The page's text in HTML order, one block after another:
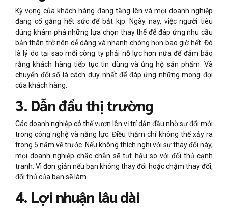
Kỳ vọng của khách hàng đang tăng lên và mọi doanh nghiệp
đang cố gắng hết sức để bắt kịp. Ngày nay, việc người tiêu
dùng khám phá những lựa chọn thay thế để đáp ứng nhu cầu
bản thân trở nên dễ dàng và nhanh chóng hơn bao giờ hết. Đó
là lý do tại sao mỗi công ty phải nỗ lực hơn nữa để đảm bảo
rằng khách hàng tiếp tục tin dùng và ủng hộ sản phẩm. Và
chuyển đổi số là cách duy nhất để đáp ứng những mong đợi
của khách hàng.
3. Dẫn đầu thị trường
Các doanh nghiệp có thể vươn lên vị trí dẫn đầu nhờ sự đổi mới
trong công nghệ và năng lực. Điều thậm chí không thể xảy ra
trong 5 năm về trước. Nếu không thích nghi với sự thay đổi này,
mọi doanh nghiệp chắc chắn sẽ tụt hậu so với đối thủ cạnh
tranh. Vì đơn giản nếu bạn không thay đổi hoặc chậm thay đổi,
đối thủ của bạn sẽ làm.
4. Lợi nhuận lâu dài